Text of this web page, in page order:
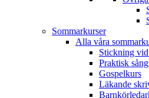
Sommarkurser
Alla våra
Stickning
Praktisk
Gospelkurs
Läkande